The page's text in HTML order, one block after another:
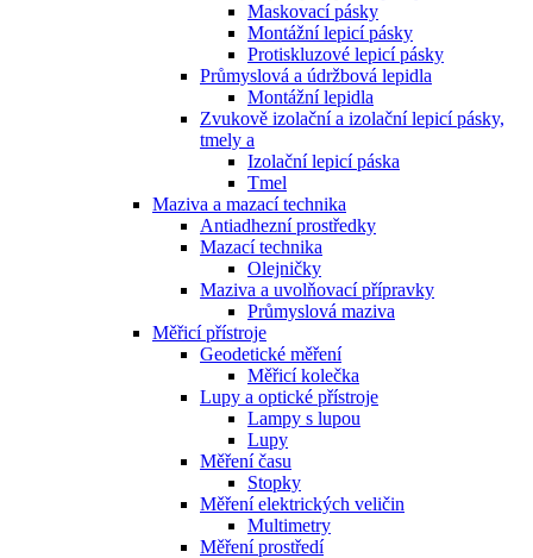
Maskovací pásky
Montážní lepicí pásky
Protiskluzové lepicí pásky
Průmyslová a údržbová lepidla
Montážní lepidla
Zvukově izolační a izolační lepicí pásky,
tmely a
Izolační lepicí páska
Tmel
Maziva a mazací technika
Antiadhezní prostředky
Mazací technika
Olejničky
Maziva a uvolňovací přípravky
Průmyslová maziva
Měřicí přístroje
Geodetické měření
Měřicí kolečka
Lupy a optické přístroje
Lampy s lupou
Lupy
Měření času
Stopky
Měření elektrických veličin
Multimetry
Měření prostředí